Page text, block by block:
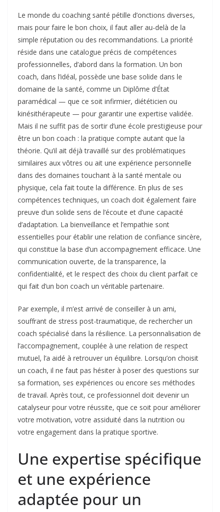
Le monde du coaching santé pétille d’onctions diverses,
mais pour faire le bon choix, il faut aller au-delà de la
simple réputation ou des recommandations. La priorité
réside dans une catalogue précis de compétences
professionnelles, d’abord dans la formation. Un bon
coach, dans l’idéal, possède une base solide dans le
domaine de la santé, comme un Diplôme d’État
paramédical — que ce soit infirmier, diététicien ou
kinésithérapeute — pour garantir une expertise validée.
Mais il ne suffit pas de sortir d’une école prestigieuse pour
être un bon coach : la pratique compte autant que la
théorie. Qu’il ait déjà travaillé sur des problématiques
similaires aux vôtres ou ait une expérience personnelle
dans des domaines touchant à la santé mentale ou
physique, cela fait toute la différence. En plus de ses
compétences techniques, un coach doit également faire
preuve d’un solide sens de l’écoute et d’une capacité
d’adaptation. La bienveillance et l’empathie sont
essentielles pour établir une relation de confiance sincère,
qui constitue la base d’un accompagnement efficace. Une
communication ouverte, de la transparence, la
confidentialité, et le respect des choix du client parfait ce
qui fait d’un bon coach un véritable partenaire.
Par exemple, il m’est arrivé de conseiller à un ami,
souffrant de stress post-traumatique, de rechercher un
coach spécialisé dans la résilience. La personnalisation de
l’accompagnement, couplée à une relation de respect
mutuel, l’a aidé à retrouver un équilibre. Lorsqu’on choisit
un coach, il ne faut pas hésiter à poser des questions sur
sa formation, ses expériences ou encore ses méthodes
de travail. Après tout, ce professionnel doit devenir un
catalyseur pour votre réussite, que ce soit pour améliorer
votre motivation, votre assiduité dans la nutrition ou
votre engagement dans la pratique sportive.
Une expertise spécifique
et une expérience
adaptée pour un